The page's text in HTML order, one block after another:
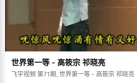
世界第一等 - 高筱宗 祁晓亮
飞宇视频 第71期, 世界第一等 - 高筱宗 祁晓亮